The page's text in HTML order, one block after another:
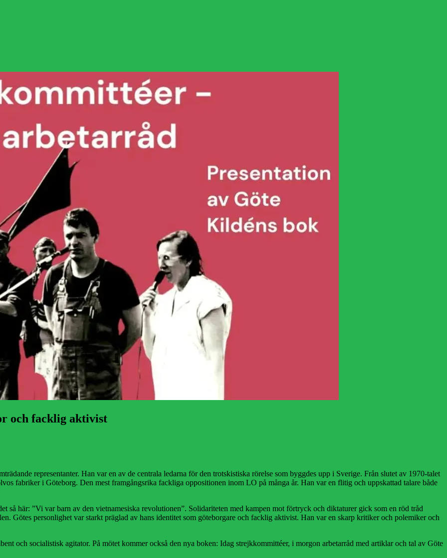
och facklig aktivist
representanter. Han var en av de centrala ledarna för den trotskistiska rörelse som byggdes upp i Sverige. Från slutet av 1970-talet
fabriker i Göteborg. Den mest framgångsrika fackliga oppositionen inom LO på många år. Han var en flitig och uppskattad talare både
så här: ”Vi var barn av den vietnamesiska revolutionen”. Solidariteten med kampen mot förtryck och diktaturer gick som en röd tråd
Götes personlighet var starkt präglad av hans identitet som göteborgare och facklig aktivist. Han var en skarp kritiker och polemiker och
och socialistisk agitator. På mötet kommer också den nya boken: Idag strejkkommittéer, i morgon arbetarråd med artiklar och tal av Göte